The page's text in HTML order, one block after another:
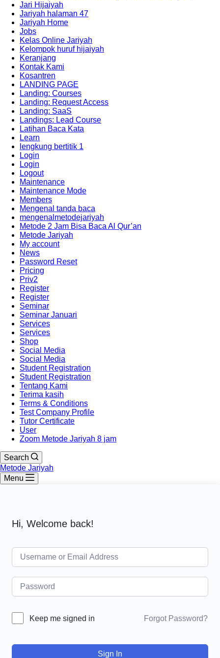
Jari Hijaiyah
Jariyah halaman 47
Jariyah Home
Jobs
Kelas Online Jariyah
Kelompok huruf hijaiyah
Keranjang
Kontak Kami
Kosantren
LANDING PAGE
Landing: Courses
Landing: Request Access
Landing: SaaS
Landings: Lead Course
Latihan Baca Kata
Learn
lengkung bertitik 1
Login
Login
Logout
Maintenance
Maintenance Mode
Members
Mengenal tanda baca
mengenalmetodejariyah
Metode 2 Jam Bisa Baca Al Qur’an
Metode Jariyah
My account
News
Password Reset
Pricing
Priv2
Register
Register
Seminar
Seminar Januari
Services
Services
Shop
Social Media
Social Media
Student Registration
Student Registration
Tentang Kami
Terima kasih
Terms & Conditions
Test Company Profile
Tutor Certificate
User
Zoom Metode Jariyah 8 jam
Search
Metode Jariyah
Menu
Hi, Welcome back!
Keep me signed in Forgot Password?
Sign In